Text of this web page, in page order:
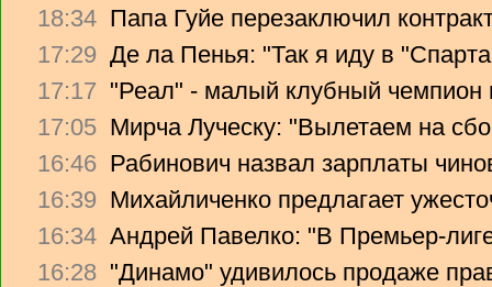
18:34 Папа Гуйе перезаключил
17:29 Де ла Пенья: "Так я иду в
17:17 "Реал" - малый клубный чемпион
17:05 Мирча Луческу: "Вылетаем на
16:46 Рабинович назвал зарплаты
16:39 Михайличенко предлагает
16:34 Андрей Павелко: "В Премьер-
16:28 "Динамо" удивилось продаже